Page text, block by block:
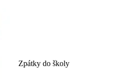
Zpátky do školy